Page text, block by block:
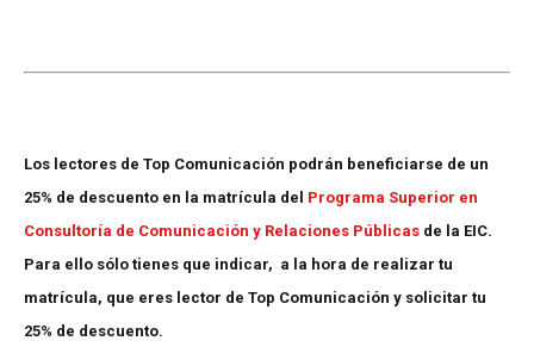
Los lectores de Top Comunicación podrán beneficiarse de un
25% de descuento en la matrícula del Programa Superior en
Consultoría de Comunicación y Relaciones Públicas de la EIC.
Para ello sólo tienes que indicar, a la hora de realizar tu
matrícula, que eres lector de Top Comunicación y solicitar tu
25% de descuento.